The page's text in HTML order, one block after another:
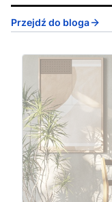
Przejdź do bloga